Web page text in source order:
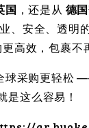
国 ，还是从 德
、安全、透明
高效，包裹不
球采购更轻松
这么容易！